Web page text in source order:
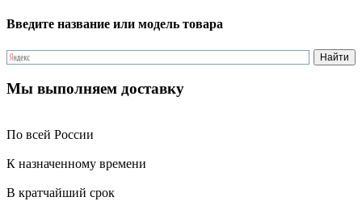
Введите название или модель товара
Мы выполняем доставку
По всей России
К назначенному времени
В кратчайший срок